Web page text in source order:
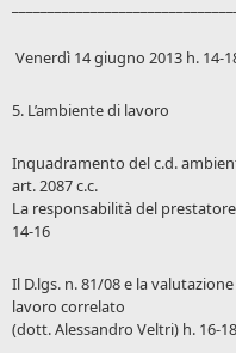
Venerdì 14 giugno 2013 h. 14-
5. L’ambiente di lavoro
Inquadramento del c.d.
art. 2087 c.c.
La responsabilità del
14-16
Il D.lgs. n. 81/08 e la
lavoro correlato
(dott. Alessandro Veltri) h. 16-18